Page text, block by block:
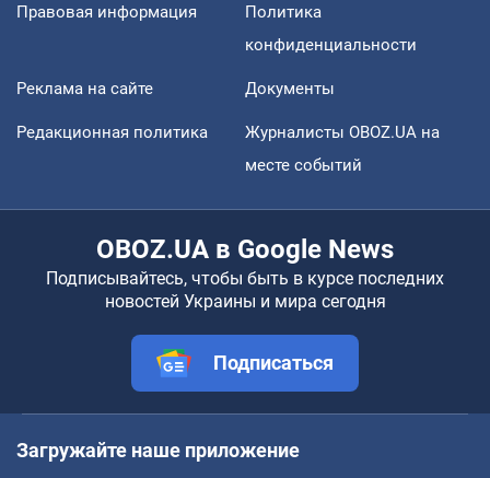
Правовая информация
Политика
конфиденциальности
Реклама на сайте Документы
Редакционная политика
Журналисты OBOZ.UA на
месте событий
OBOZ.UA в Google News
Подписывайтесь, чтобы быть в курсе последних
новостей Украины и мира сегодня
Подписаться
Загружайте наше приложение